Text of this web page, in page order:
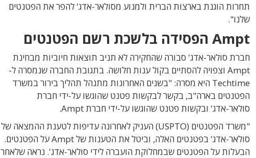
תחרות הוגנת בארצות הברית ולמנוע מסולאר-אדג' להפר את הפטנטים
שלנו".
Ampt הפסידה בלשכת רשם הפטנטים
חברת סולאר-אדג' סבורה שהחקירה לא תניב תוצאות חיוביות מבחינת
Ampt וצפויה להסתיים בקול ענות חלושה. בתגובת החברה שנמסרה ל-
Techtime היא מסרה: "בשנים האחרונות מתנהל תהליך בירור במשרד
הפטנטים בארה"ב, בקשר לבקשות פטנט שהוגשו על-ידי חברת
סולאר-אדג' ובקשות פטנט שהוגשו על-ידי חברת Ampt.
"משרד הפטנטים (USPTO) העניק לאחרונה עדיפות לטענת ההמצאה של
סולאר-אדג' בפטנטים האלה, וביטל את הטענות של Ampt על הפטנטים.
הבעלות על הפטנטים שבמחלוקת הועברה לידי סולאר-אדג'. נראה שלאחר